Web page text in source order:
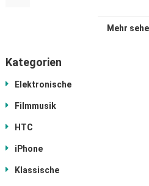
Mehr
Kategorien
Elektronische
Filmmusik
HTC
iPhone
Klassische